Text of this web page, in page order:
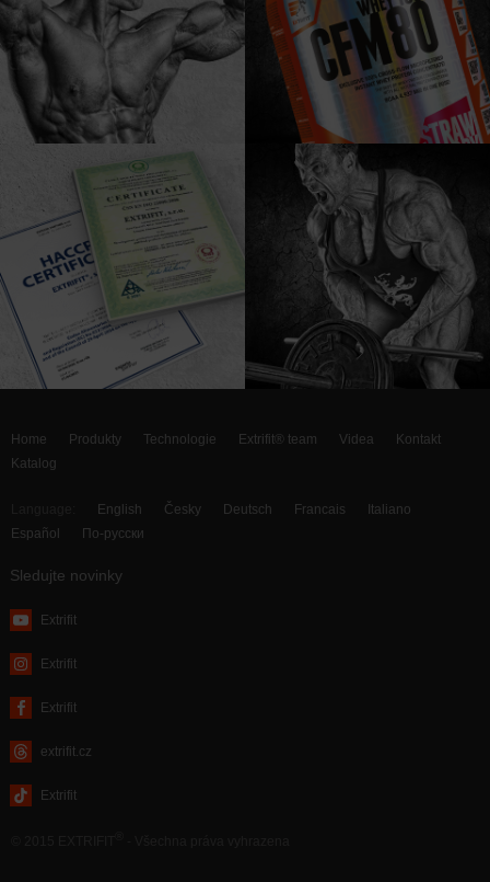
Home Produkty Technologie Extrifit® team Videa
Kontakt
Katalog
English Česky Deutsch Francais
Italiano
Español
По-русски
Sledujte novinky
Extrifit
Extrifit
Extrifit
extrifit.cz
Extrifit